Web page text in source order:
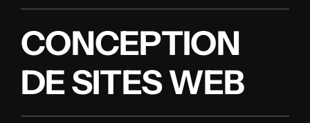
CONCEPTION
DE SITES WEB